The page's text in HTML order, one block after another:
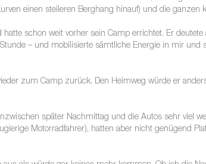
einen steileren Berghang hinauf) und die ganzen
schon weit vorher sein Camp errichtet. Er
– und mobilisierte sämtliche Energie in mir und
zum Camp zurück. Den Heimweg würde er
später Nachmittag und die Autos sehr viel
Motorradfahrer), hatten aber nicht genügend